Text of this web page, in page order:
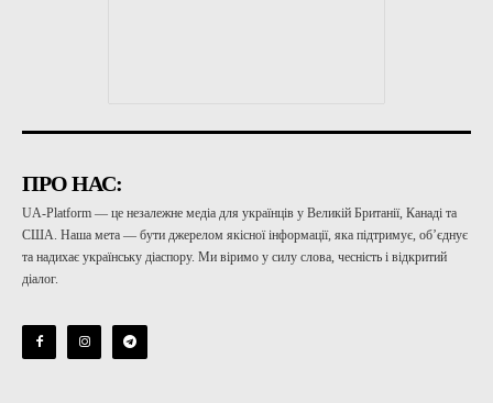
ПРО НАС:
UA-Platform — це незалежне медіа для українців у Великій Британії, Канаді та
США. Наша мета — бути джерелом якісної інформації, яка підтримує, об’єднує
та надихає українську діаспору. Ми віримо у силу слова, чесність і відкритий
діалог.